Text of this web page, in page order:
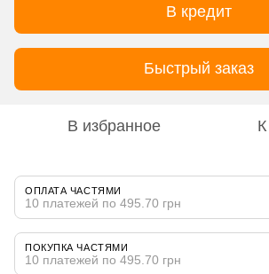
В кредит
Быстрый заказ
В избранное
ОПЛАТА ЧАСТЯМИ
10 платежей по 495.70 грн
ПОКУПКА ЧАСТЯМИ
10 платежей по 495.70 грн